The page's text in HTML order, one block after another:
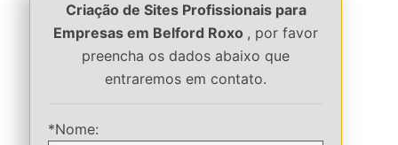
Criação de Sites Profissionais para
Empresas em Belford Roxo , por favor
preencha os dados abaixo que
entraremos em contato.
*Nome: